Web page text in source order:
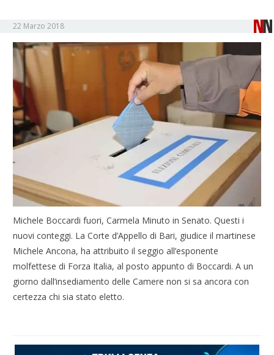
22 Marzo 2018
Michele Boccardi fuori, Carmela Minuto in Senato. Questi i
nuovi conteggi. La Corte d’Appello di Bari, giudice il martinese
Michele Ancona, ha attribuito il seggio all’esponente
molfettese di Forza Italia, al posto appunto di Boccardi. A un
giorno dall’insediamento delle Camere non si sa ancora con
certezza chi sia stato eletto.